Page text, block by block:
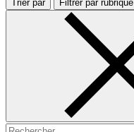
Trier par Filtrer par rubrique